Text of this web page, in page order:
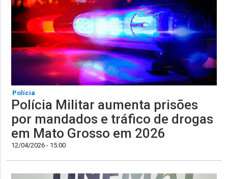
Polícia
Polícia Militar aumenta prisões
por mandados e tráfico de drogas
em Mato Grosso em 2026
12/04/2026 - 15:00